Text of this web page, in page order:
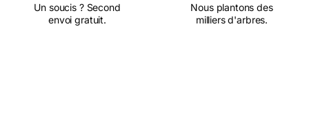
Un soucis ? Second
envoi gratuit.
Nous plantons des
milliers d'arbres.